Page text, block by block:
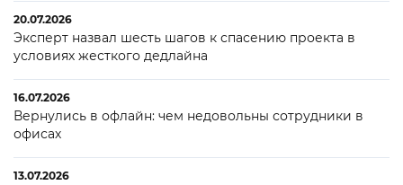
20.07.2026
Эксперт назвал шесть шагов к спасению проекта в
условиях жесткого дедлайна
16.07.2026
Вернулись в офлайн: чем недовольны сотрудники в
офисах
13.07.2026